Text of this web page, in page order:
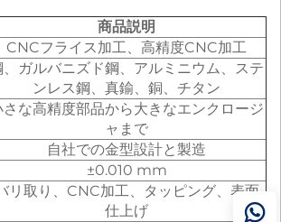
商品説明
CNCフライス加工、高精度CNC加工
、ガルバニズド鋼、アルミニウム、ステ
ンレス鋼、真鍮、銅、チタン
さな高精度部品から大きなエンクロージ
ャまで
自社での金型設計と製造
±0.010 mm
リ取り、CNC加工、タッピング、表面
仕上げ